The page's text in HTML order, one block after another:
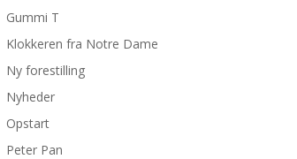
Gummi T
Klokkeren fra Notre Dame
Ny forestilling
Nyheder
Opstart
Peter Pan